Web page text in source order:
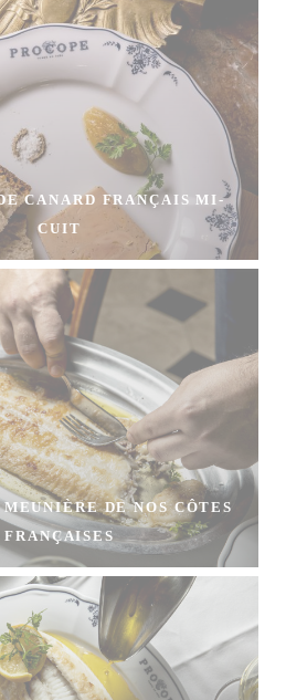
CANARD FRANÇAIS MI-
CUIT
DE NOS CÔTES
FRANÇAISES